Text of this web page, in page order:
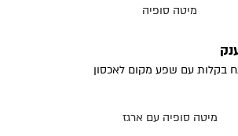
בקלות עם שפע מקום לאכסון